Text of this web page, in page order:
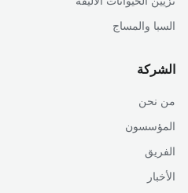
السبا والمساج
الشركة
من نحن
المؤسسون
الفريق
الأخبار